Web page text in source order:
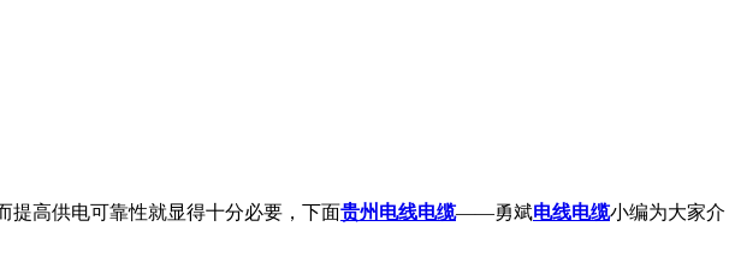
提高供电可靠性就显得十分必要，下面贵州电线电缆——勇斌电线电缆小编为大家介